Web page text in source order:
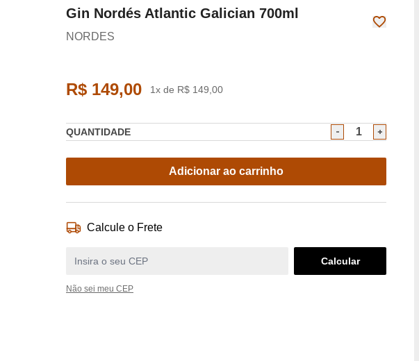
Gin Nordés Atlantic Galician 700ml
NORDES
R$ 149,00 1x de R$ 149,00
QUANTIDADE
Adicionar ao carrinho
Calcule o Frete
Não sei meu CEP